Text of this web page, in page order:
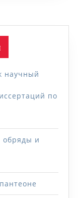
научный
по
обряды и